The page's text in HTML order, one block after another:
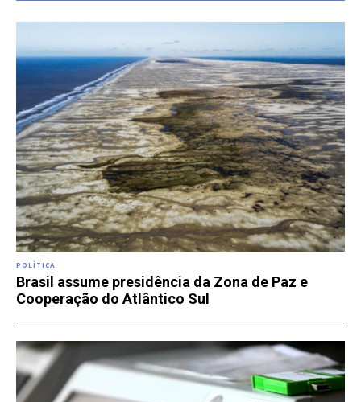
POLÍTICA
Brasil assume presidência da Zona de Paz e
Cooperação do Atlântico Sul